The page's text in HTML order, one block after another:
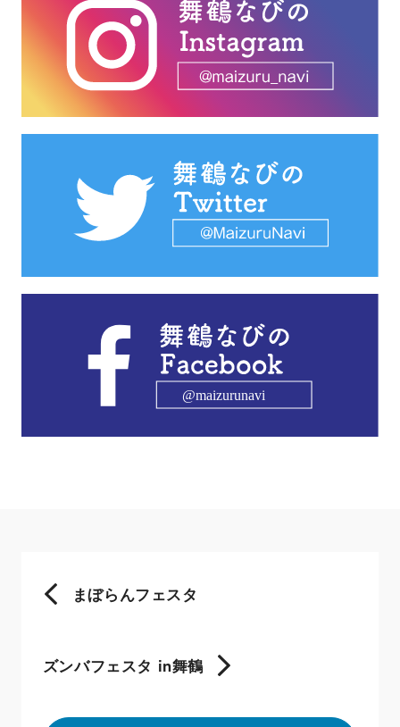
まぼらんフェスタ
ズンバフェスタ in舞鶴